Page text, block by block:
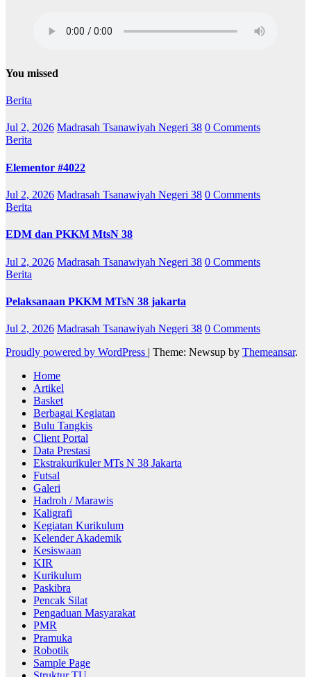
You missed
Berita
Jul 2, 2026 Madrasah Tsanawiyah Negeri 38 0 Comments
Berita
Elementor #4022
Jul 2, 2026 Madrasah Tsanawiyah Negeri 38 0 Comments
Berita
EDM dan PKKM MtsN 38
Jul 2, 2026 Madrasah Tsanawiyah Negeri 38 0 Comments
Berita
Pelaksanaan PKKM MTsN 38 jakarta
Jul 2, 2026 Madrasah Tsanawiyah Negeri 38 0 Comments
Proudly powered by WordPress | Theme: Newsup by Themeansar.
Home
Artikel
Basket
Berbagai Kegiatan
Bulu Tangkis
Client Portal
Data Prestasi
Ekstrakurikuler MTs N 38 Jakarta
Futsal
Galeri
Hadroh / Marawis
Kaligrafi
Kegiatan Kurikulum
Kelender Akademik
Kesiswaan
KIR
Kurikulum
Paskibra
Pencak Silat
Pengaduan Masyarakat
PMR
Pramuka
Robotik
Sample Page